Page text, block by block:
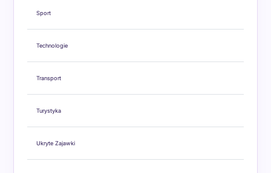
Sport
Technologie
Transport
Turystyka
Ukryte Zajawki